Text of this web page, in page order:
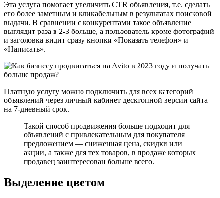
Эта услуга помогает увеличить CTR объявления, т.е. сделать
его более заметным и кликабельным в результатах поисковой
выдачи. В сравнении с конкурентами такое объявление
выглядит раза в 2-3 больше, а пользователь кроме фотографий
и заголовка видит сразу кнопки «Показать телефон» и
«Написать».
Платную услугу можно подключить для всех категорий
объявлений через личный кабинет десктопной версии сайта
на 7-дневный срок.
Такой способ продвижения больше подходит для
объявлений с привлекательным для покупателя
предложением — сниженная цена, скидки или
акции, а также для тех товаров, в продаже которых
продавец заинтересован больше всего.
Выделение цветом